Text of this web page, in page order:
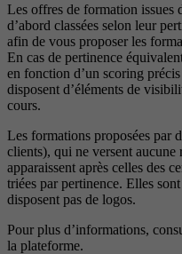
Les offres de formation issues
d’abord classées selon leur
afin de vous proposer les
En cas de pertinence
en fonction d’un scoring
disposent d’éléments de
cours.
Les formations proposées par
clients), qui ne versent
apparaissent après celles des
triées par pertinence. Elles
disposent pas de logos.
Pour plus d’informations,
la plateforme.